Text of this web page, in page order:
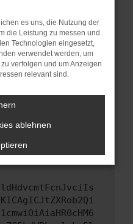
neuesten Stand
nicht nur ein
kann auch dazu
Funktionen nicht mehr
Schritte versucht
zu beheben. Du kannst
um uns bei der
es uns, die Nutzung der
die Leistung zu messen und
Technologien eingesetzt,
verwendet werden, um
verfolgen und um Anzeigen
relevant sind.
ablehnen